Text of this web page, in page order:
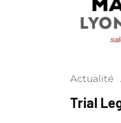
Actualité
Trial